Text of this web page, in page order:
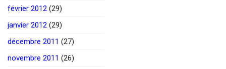
février 2012 (29)
janvier 2012 (29)
décembre 2011 (27)
novembre 2011 (26)